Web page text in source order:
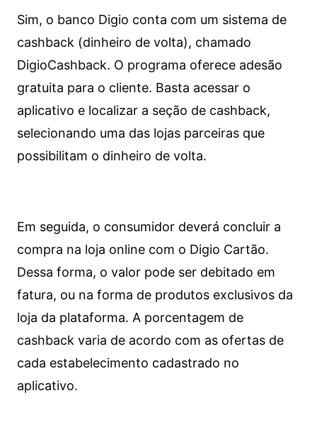
Sim, o banco Digio conta com um sistema de
cashback (dinheiro de volta), chamado
DigioCashback. O programa oferece adesão
gratuita para o cliente. Basta acessar o
aplicativo e localizar a seção de cashback,
selecionando uma das lojas parceiras que
possibilitam o dinheiro de volta.
Em seguida, o consumidor deverá concluir a
compra na loja online com o Digio Cartão.
Dessa forma, o valor pode ser debitado em
fatura, ou na forma de produtos exclusivos da
loja da plataforma. A porcentagem de
cashback varia de acordo com as ofertas de
cada estabelecimento cadastrado no
aplicativo.